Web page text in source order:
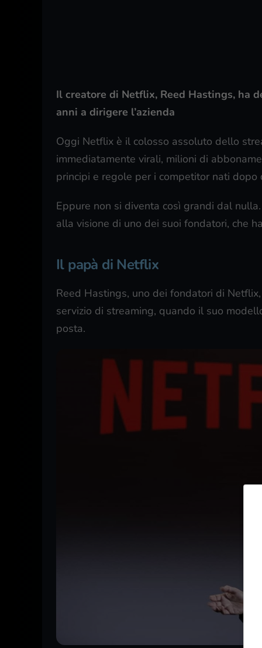
Il creatore di Netflix, Reed Hastings, ha
anni a dirigere l’azienda
Oggi Netflix è il colosso assoluto dello
immediatamente virali, milioni di
principi e regole per i competitor nati dopo
Eppure non si diventa così grandi dal
alla visione di uno dei suoi fondatori, che
Il papà di Netflix
Reed Hastings, uno dei fondatori di
servizio di streaming, quando il suo
posta.